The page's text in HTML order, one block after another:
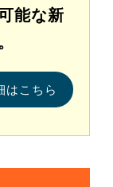
能な新
はこちら